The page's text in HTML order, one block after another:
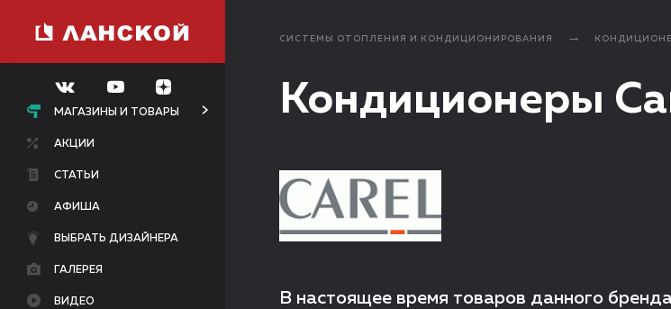
МАГАЗИНЫ И ТОВАРЫ
АКЦИИ
СТАТЬИ
АФИША
ВЫБРАТЬ ДИЗАЙНЕРА
ГАЛЕРЕЯ
ВИДЕО
СИСТЕМЫ ОТОПЛЕНИЯ И КОНДИЦИОНИРОВАНИЯ
Кондиционеры
В настоящее время товаров данного